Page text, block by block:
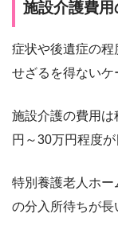
施設介護費用
症状や後遺症の
せざるを得ないケ
施設介護の費用
円～30万円程度が
特別養護老人ホ
の分入所待ちが長